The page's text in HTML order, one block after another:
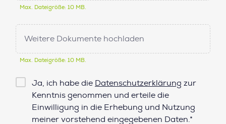
Max. Dateigröße: 10 MB.
Weitere Dokumente hochladen
Max. Dateigröße: 10 MB.
Checkbox
Datenschutz*
Ja, ich habe die Datenschutzerklärung zur
Kenntnis genommen und erteile die
Einwilligung in die Erhebung und Nutzung
meiner vorstehend eingegebenen Daten.*